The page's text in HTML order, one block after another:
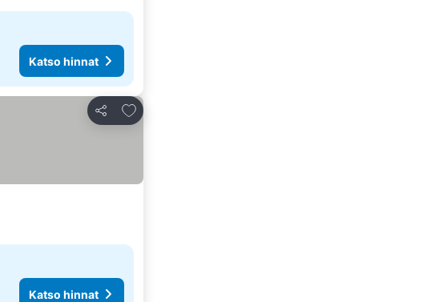
Katso hinnat
Jaa
Lisää suosikkeihin
Katso hinnat